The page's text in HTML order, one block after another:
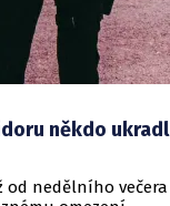
někdo ukradl
od nedělního večera